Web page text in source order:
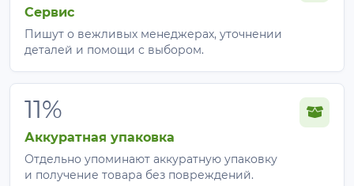
большие грядки и огороды
тепличные комплексы
зоны отдыха и террасы
Оптимальный вариант для больших участков без
необходимости покупать рулон максимального
Сервис
Пишут о вежливых менеджерах, уточнении
деталей и помощи с выбором.
11%
Аккуратная упаковка
Отдельно упоминают аккуратную упаковку
и получение товара без повреждений.